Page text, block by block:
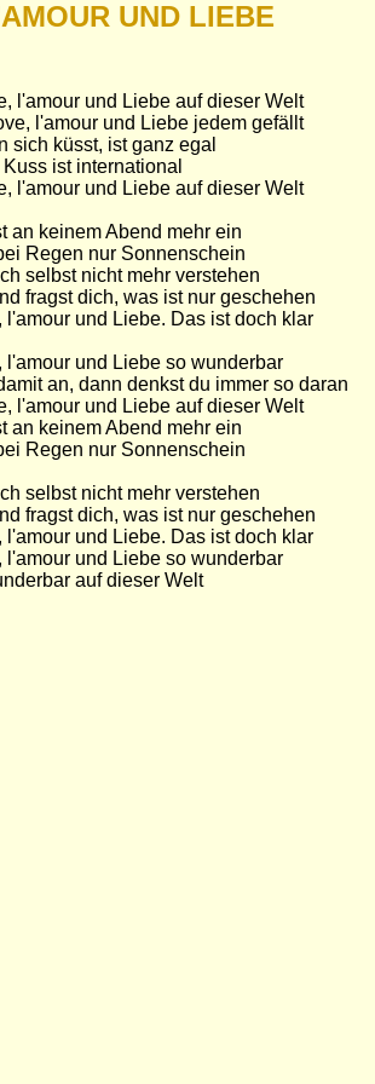
UND LIEBE
l'amour und Liebe auf dieser Welt
l'amour und Liebe jedem gefällt
sich küsst, ist ganz egal
Kuss ist international
l'amour und Liebe auf dieser Welt
an keinem Abend mehr ein
Regen nur Sonnenschein
selbst nicht mehr verstehen
fragst dich, was ist nur geschehen
l'amour und Liebe. Das ist doch klar
l'amour und Liebe so wunderbar
an, dann denkst du immer so daran
l'amour und Liebe auf dieser Welt
an keinem Abend mehr ein
Regen nur Sonnenschein
selbst nicht mehr verstehen
fragst dich, was ist nur geschehen
l'amour und Liebe. Das ist doch klar
l'amour und Liebe so wunderbar
auf dieser Welt